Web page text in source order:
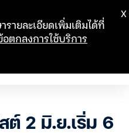
ต์ 2 มิ.ย.เริ่ม 6
ายละเอียดเพิ่มเติมได้ที่
ตกลงการใช้บริการ
X